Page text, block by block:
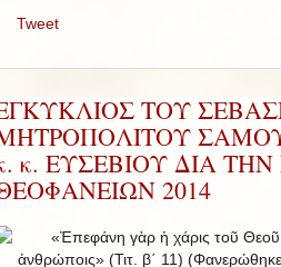
Tweet
ΤΟΥ
ΣΑΜΟΥ
κ. ΕΥΣΕΒΙΟΥ ΔΙΑ
2014